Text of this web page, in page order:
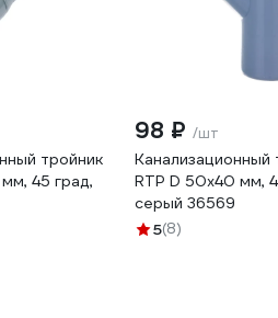
тройник
45 град,
98 ₽ /шт
Канализационный
RTP D 50х40 мм,
серый 36569
5(8)